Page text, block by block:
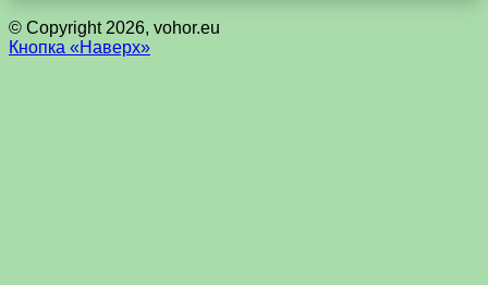
© Copyright 2026, vohor.eu
Кнопка «Наверх»